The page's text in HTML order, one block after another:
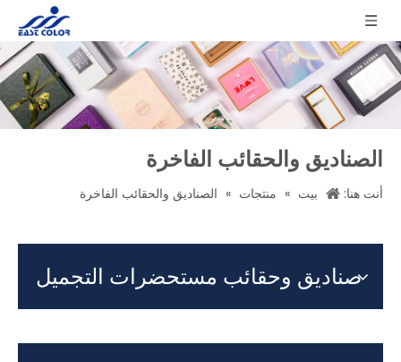
الصناديق والحقائب الفاخرة
أنت هنا: بيت » منتجات » الصناديق والحقائب الفاخرة
صناديق وحقائب مستحضرات التجميل